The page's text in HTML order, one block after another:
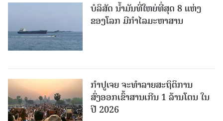
ບໍລິສັດ ນ້ຳມັນທີ່ໃຫຍ່ທີ່ສຸດ 8 ແຫ່ງ
ຂອງໂລກ ມີກຳໄລມະຫາສານ
ກຳປູເຈຍ ຈະທຳລາຍສະຖິຕິການ
ສົ່ງອອກເຂົ້າສານເກີນ 1 ລ້ານໂຕນ ໃນ
ປີ 2026